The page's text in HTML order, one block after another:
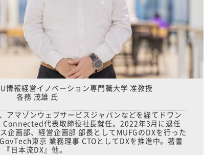
情報経営イノベーション専門職大学 准教授
各務 茂雄 氏
アマゾンウェブサービスジャパンなどを経てドワン
Connected代表取締役社長就任。2022年3月に退任
企画部、経営企画部 部長としてMUFGのDXを行った
東京 業務理事 CTOとしてDXを推進中。著書
日本流DX』他。